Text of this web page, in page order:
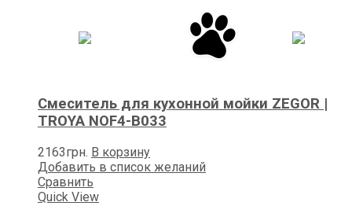
Смеситель для кухонной мойки ZEGOR |
TROYA NOF4-B033
2163грн. В корзину
Добавить в список желаний
Сравнить
Quick View